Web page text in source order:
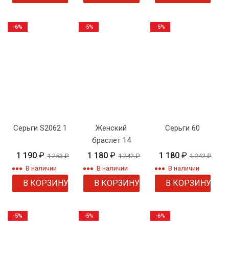
Серьги S2062 1
1 190 ₽ 1 253₽
В наличии
В КОРЗИНУ
-6%
Женский
браслет 14
1 180₽ 1 242₽
В наличии
В КОРЗИНУ
-5%
Серьги 60
1 180 ₽ 1 242₽
В наличии
В КОРЗИНУ
-5%
-5% -5% -6%